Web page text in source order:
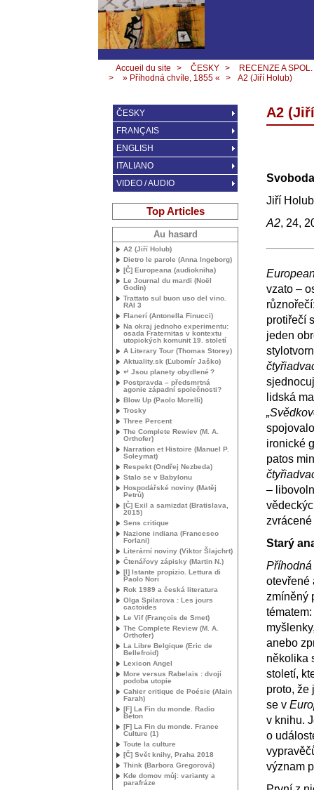
Accueil du site > ČESKY >
RECENZE A SPOL.
>
» Příhodná chvíle, 1855 « > A2 (Jiří Holub)
A2
Jiří Holub
A2, 24,
vzato –
protiřečí
jeden
lidská
ironické
patos
–
Starý
otevřené
zmíněný
anebo
několika
století,
proto, že
se v
v knihu.
o
význam
ČESKY
FRANÇAIS
ENGLISH
ITALIANO
VIDEO / AUDIO
Top Articles
Au hasard
A2 (Jiří Holub)
Dietro le parole (Anna Ingeborg)
[Č] Europeana (audiokniha)
Le Journal du mardi (Noël
Godin)
Trattato sul buon uso del vino.
RAI 3
Flanerí (Antonella Finucci)
Na okraj jednoho experimentu:
osada Fraternitas v kontextu
utopických komunit 19. století
A Literary Tour (Thomas Storey)
Aktuality.sk (Ľubomír Jaško)
↵ Jsou planety obydlené ?
Postpravda – předsmrtná
agonie západní společnosti?
Blow Up (Paolo Morelli)
Trosky
Three Percent
The Complete Rewiev (M. A.
Orthofer)
Narration et Histoire (Manuel P.
Soleymat)
Respekt (Ondřej Nezbeda)
Stalo se v Babylonu
Hospodářské noviny (Matěj
Petrů)
[Č] Exil a samizdat (Bratislava,
2015)
Sens critique
Nazione indiana (Francesco
Forlani)
Literární noviny (Viktor Šlajchrt)
Čtenářovy zápisky (Martin N.)
[I] Istante propizio. Lettura di
Paolo Nori
Rok 1989 a česká literatura
Olga Spilarova : Les jours
cactoïdes
Le Vif (François de Smet)
The Complete Review (M. A.
Orthofer)
La Libre Belgique (Eric de
Bellefroid)
Lexicon Angel
More versus Rabelais : dvojí
podoba utopie
Cahier critique de Poésie (Alain
Farah)
[F] La Fin du monde. Radio
Béton
[F] La Fin du monde. France
Culture (1)
Toute la culture
[Č] Svět knihy, Praha 2018
Think (Barbora Gregorová)
Kde domov můj: varianty a
parafráze